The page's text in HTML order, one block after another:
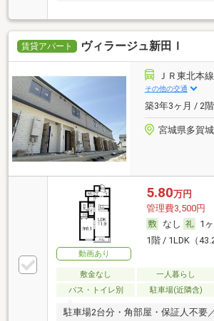
賃貸アパート ヴィラージュ新田Ｉ
ＪＲ東北本
その他の交通
築3年3ヶ月 / 2
宮城県多賀
動画あり
5.80万円
管理費3,500円
なし
1
1階 / 1LDK（
敷金なし 一人暮らし
バス・トイレ別
駐車場(近隣含)
駐車場2台分・角部屋・保証人不要